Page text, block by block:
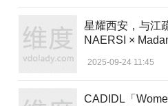
星耀西安，与江
NAERSI ×
2025-09-24 11:45
CADIDL「